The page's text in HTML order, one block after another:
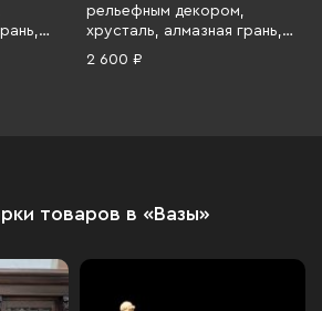
рельефным декором,
хрусталь, алмазная грань,
СССР, 1970-1990 гг.
2 600 ₽
товаров в «Вазы»